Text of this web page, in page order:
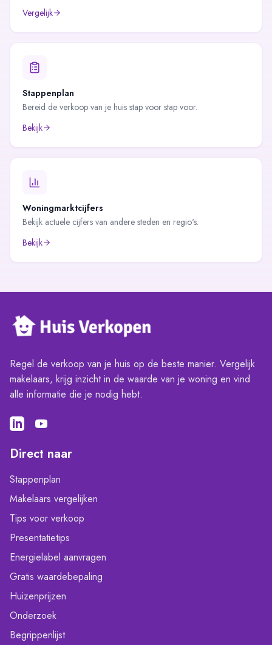
Vergelijk
Stappenplan
Bereid de verkoop van je huis stap voor stap voor.
Bekijk
Woningmarktcijfers
Bekijk actuele cijfers van andere steden en regio's.
Bekijk
Regel de verkoop van je huis op de beste manier. Vergelijk
makelaars, krijg inzicht in de waarde van je woning en vind
alle informatie die je nodig hebt.
Direct naar
Stappenplan
Makelaars vergelijken
Tips voor verkoop
Presentatietips
Energielabel aanvragen
Gratis waardebepaling
Huizenprijzen
Onderzoek
Begrippenlijst